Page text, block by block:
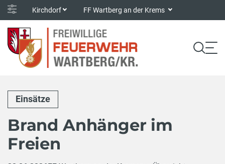
Kirchdorf FF Wartberg an der Krems
Einsätze
Brand Anhänger im
Freien